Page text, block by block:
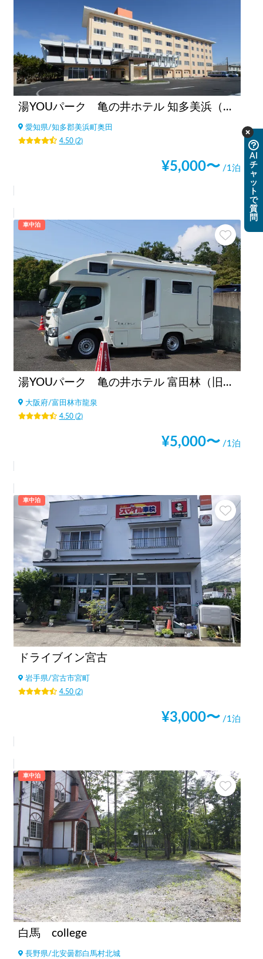
湯YOUパーク 亀の井ホテル 知多美浜（旧かんぽの宿知多美浜）（愛知県）
愛知県/知多郡美浜町奥田
4.50(2)
¥5,000〜 /1泊
車中泊
湯YOUパーク 亀の井ホテル 富田林（旧かんぽの宿富田林）（大阪府）
大阪府/富田林市龍泉
4.50(2)
¥5,000〜 /1泊
車中泊
ドライブイン宮古
岩手県/宮古市宮町
4.50(2)
¥3,000〜 /1泊
車中泊
白馬 college
長野県/北安曇郡白馬村北城
AI
チ
ャ
ッ
ト
で
質
問